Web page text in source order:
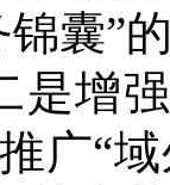
囊”
是增
广“